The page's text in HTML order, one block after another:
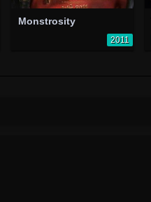
Monstrosity
2011